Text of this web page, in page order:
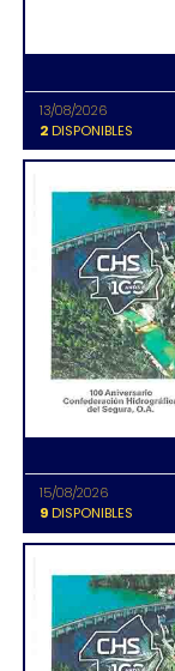
13/08/2026
2DISPONIBLES
15/08/2026
9DISPONIBLES